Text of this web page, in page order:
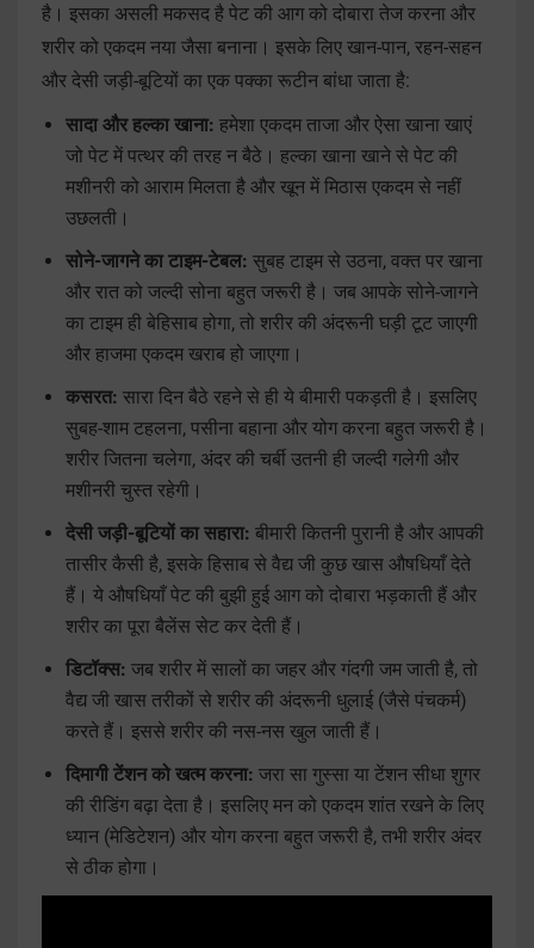
है। इसका असली मकसद है पेट की आग को दोबारा तेज करना और
शरीर को एकदम नया जैसा बनाना। इसके लिए खान-पान, रहन-सहन
और देसी जड़ी-बूटियों का एक पक्का रूटीन बांधा जाता है:
सादा और हल्का खाना: हमेशा एकदम ताजा और ऐसा खाना खाएं
जो पेट में पत्थर की तरह न बैठे। हल्का खाना खाने से पेट की
मशीनरी को आराम मिलता है और खून में मिठास एकदम से नहीं
उछलती।
सोने-जागने का टाइम-टेबल: सुबह टाइम से उठना, वक्त पर खाना
और रात को जल्दी सोना बहुत जरूरी है। जब आपके सोने-जागने
का टाइम ही बेहिसाब होगा, तो शरीर की अंदरूनी घड़ी टूट जाएगी
और हाजमा एकदम खराब हो जाएगा।
कसरत: सारा दिन बैठे रहने से ही ये बीमारी पकड़ती है। इसलिए
सुबह-शाम टहलना, पसीना बहाना और योग करना बहुत जरूरी है।
शरीर जितना चलेगा, अंदर की चर्बी उतनी ही जल्दी गलेगी और
मशीनरी चुस्त रहेगी।
देसी जड़ी-बूटियों का सहारा: बीमारी कितनी पुरानी है और आपकी
तासीर कैसी है, इसके हिसाब से वैद्य जी कुछ खास औषधियाँ देते
हैं। ये औषधियाँ पेट की बुझी हुई आग को दोबारा भड़काती हैं और
शरीर का पूरा बैलेंस सेट कर देती हैं।
डिटॉक्स: जब शरीर में सालों का जहर और गंदगी जम जाती है, तो
वैद्य जी खास तरीकों से शरीर की अंदरूनी धुलाई (जैसे पंचकर्म)
करते हैं। इससे शरीर की नस-नस खुल जाती हैं।
दिमागी टेंशन को खत्म करना: जरा सा गुस्सा या टेंशन सीधा शुगर
की रीडिंग बढ़ा देता है। इसलिए मन को एकदम शांत रखने के लिए
ध्यान (मेडिटेशन) और योग करना बहुत जरूरी है, तभी शरीर अंदर
से ठीक होगा।